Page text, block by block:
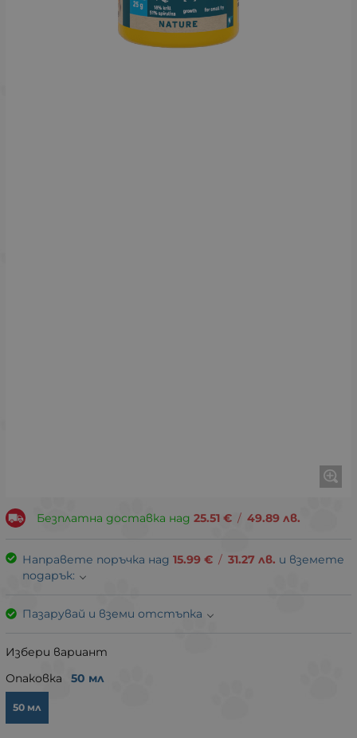
Безплатна доставка над 25.51 € / 49.89 лв.
Направете поръчка над 15.99 € / 31.27 лв. и вземете
подарък:
Пазарувай и вземи отстъпка
Избери вариант
Опаковка
50 мл
50 мл